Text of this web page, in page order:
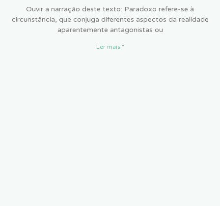
Ouvir a narração deste texto: Paradoxo refere-se à
circunstância, que conjuga diferentes aspectos da realidade
aparentemente antagonistas ou
Ler mais "